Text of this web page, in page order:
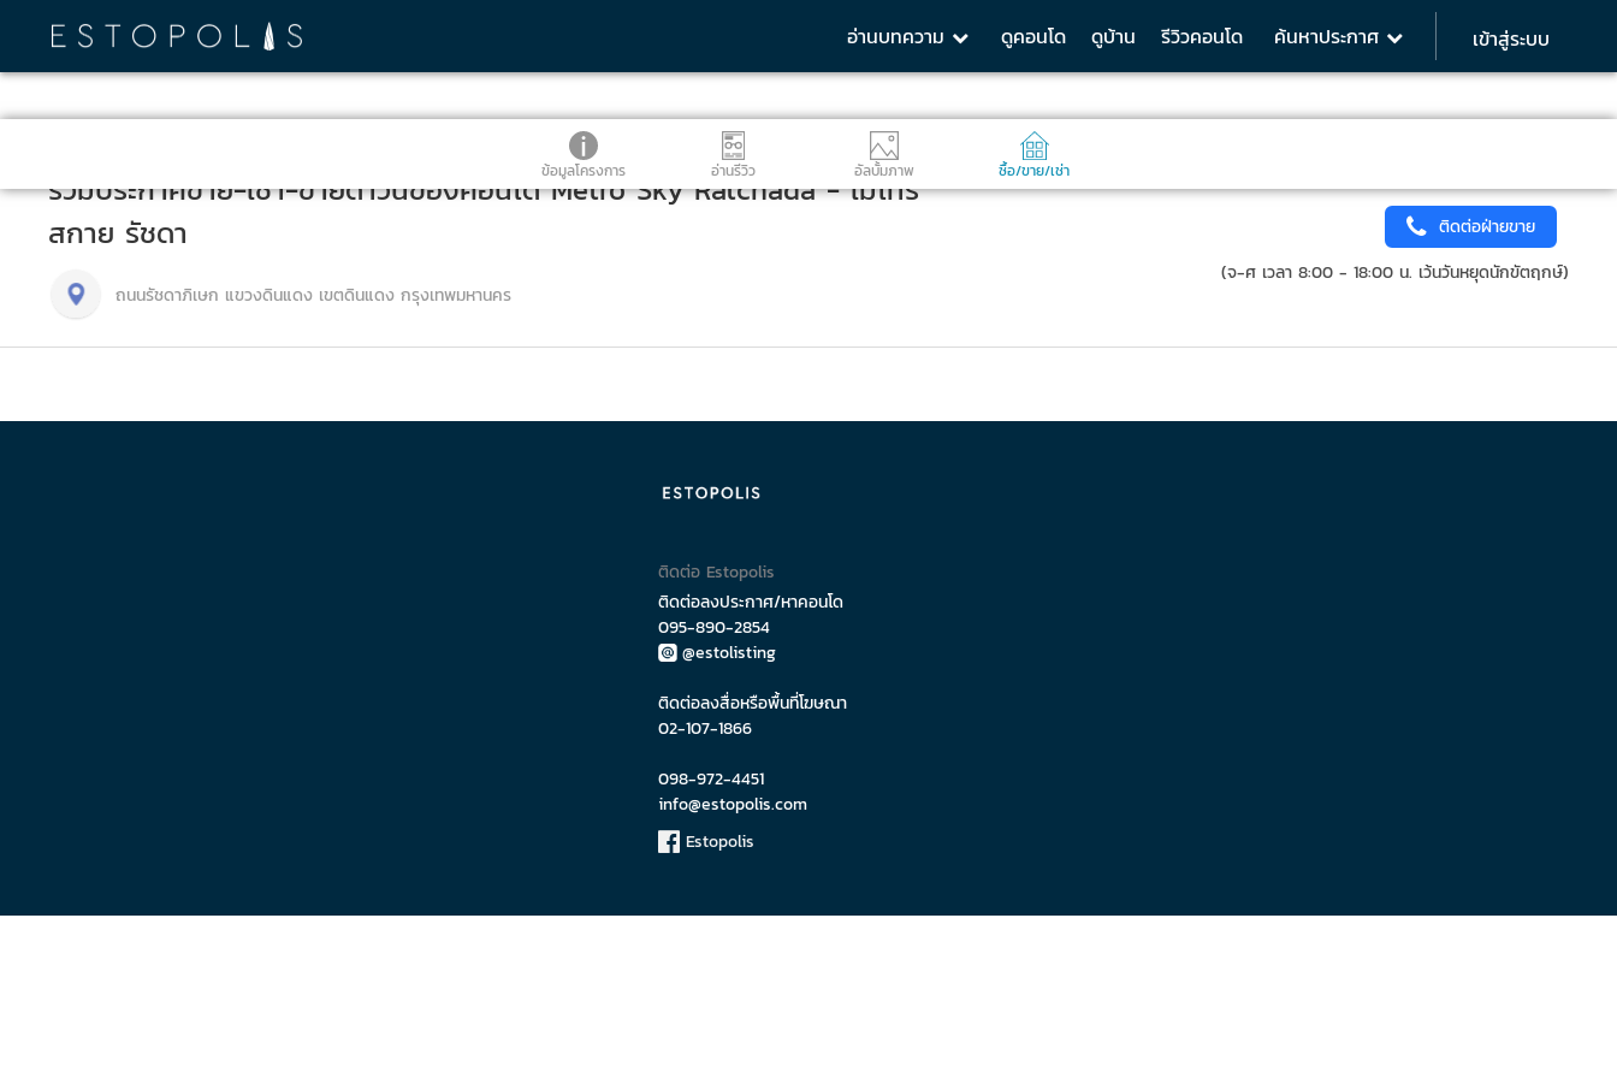
อ่านบทความ ดูคอนโด ดูบ้าน รีวิวคอนโด ค้นหาประกาศ เข้าสู่ระบบ
ข้อมูลโครงการ อ่านรีวิว อัลบั้มภาพ ซื้อ/ขาย/เช่า
รวมประกาศขาย-เช่า-ขายดาวน์ของคอนโด Metro Sky Ratchada - เมโทร
สกาย รัชดา
ถนนรัชดาภิเษก แขวงดินแดง เขตดินแดง กรุงเทพมหานคร
ติดต่อฝ่ายขาย
(จ-ศ เวลา 8:00 - 18:00 น. เว้นวันหยุดนักขัตฤกษ์)
ติดต่อ Estopolis
ติดต่อลงประกาศ/หาคอนโด
095-890-2854
@estolisting
ติดต่อลงสื่อหรือพื้นที่โฆษณา
02-107-1866
098-972-4451
info@estopolis.com
Estopolis